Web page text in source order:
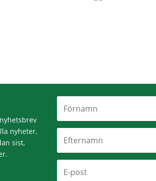
nyheter,
sist,